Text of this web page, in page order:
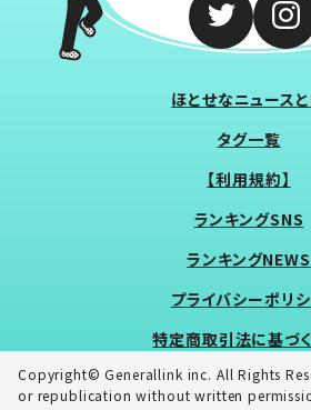
ほとせなニュース
タグ一覧
【利用規約】
ランキングSNS
ランキングNEWS
プライバシーポリ
特定商取引法に基づ
Copyright© Generallink inc. All Rights
or republication without written